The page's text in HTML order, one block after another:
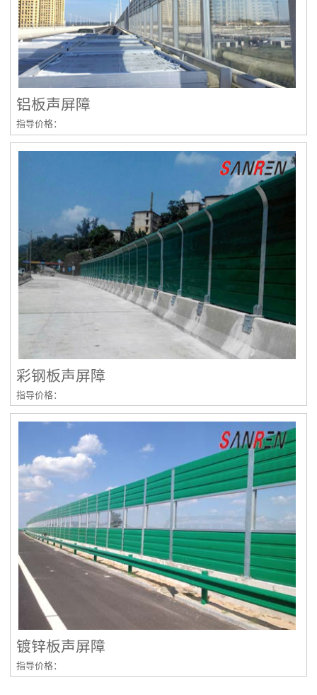
铝板声屏障
指导价格：
彩钢板声屏障
指导价格：
镀锌板声屏障
指导价格：